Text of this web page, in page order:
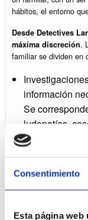
Consentimiento
Esta página web
hábitos, el entorno
Desde Detectives
máxima discreción.
familiar se dividen en
información
Se
ludopatías,
tribunales.